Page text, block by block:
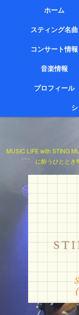
MUSIC LIFE with STING
に酔うひととき
ホーム
スティング名曲
コンサート情報
音楽情報
プロフィール